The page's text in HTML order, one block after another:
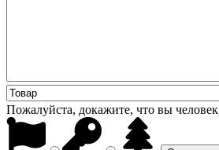
Пожалуйста, докажите, что вы